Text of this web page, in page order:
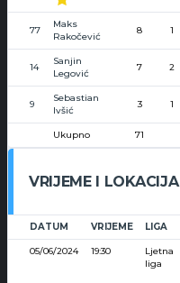
77
Maks
Rakočević
8 1
14
Sanjin
Legović
7 2
9
Sebastian
Ivšić
3 1
Ukupno 71
VRIJEME I LOKACIJA
DATUM VRIJEME LIGA
05/06/2024 19:30
Ljetna
liga